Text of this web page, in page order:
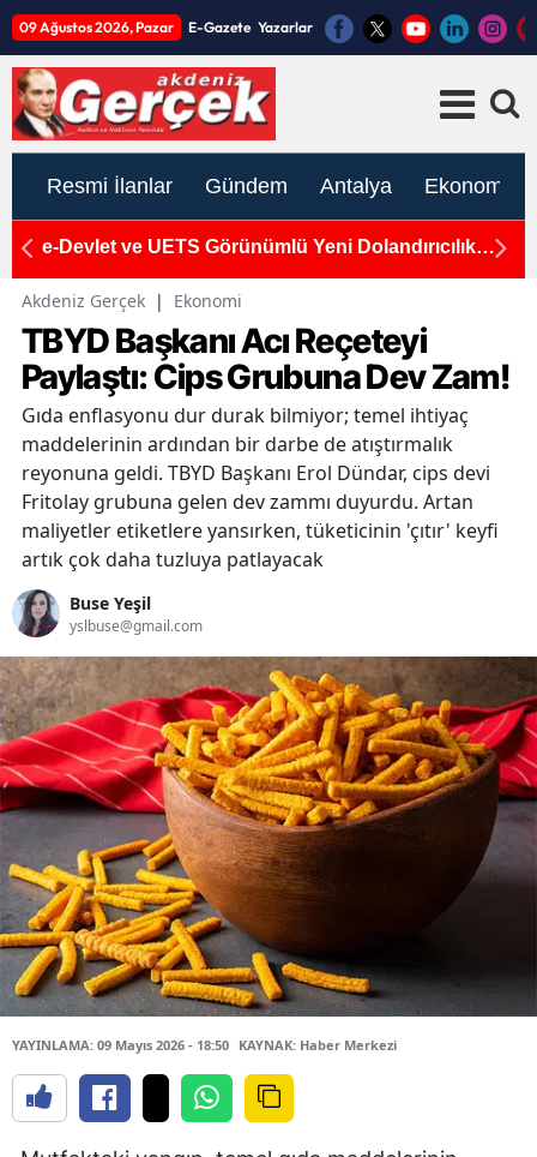
09 Ağustos 2026, Pazar E-Gazete Yazarlar
Resmi İlanlar Gündem Antalya Ekonomi
e-Devlet ve UETS Görünümlü Yeni Dolandırıcılık
Akdeniz Gerçek | Ekonomi
TBYD Başkanı Acı Reçeteyi
Paylaştı: Cips Grubuna Dev Zam!
Gıda enflasyonu dur durak bilmiyor; temel ihtiyaç
maddelerinin ardından bir darbe de atıştırmalık
reyonuna geldi. TBYD Başkanı Erol Dündar, cips devi
Fritolay grubuna gelen dev zammı duyurdu. Artan
maliyetler etiketlere yansırken, tüketicinin 'çıtır' keyfi
artık çok daha tuzluya patlayacak
Buse Yeşil
yslbuse@gmail.com
YAYINLAMA: 09 Mayıs 2026 - 18:50 KAYNAK: Haber Merkezi